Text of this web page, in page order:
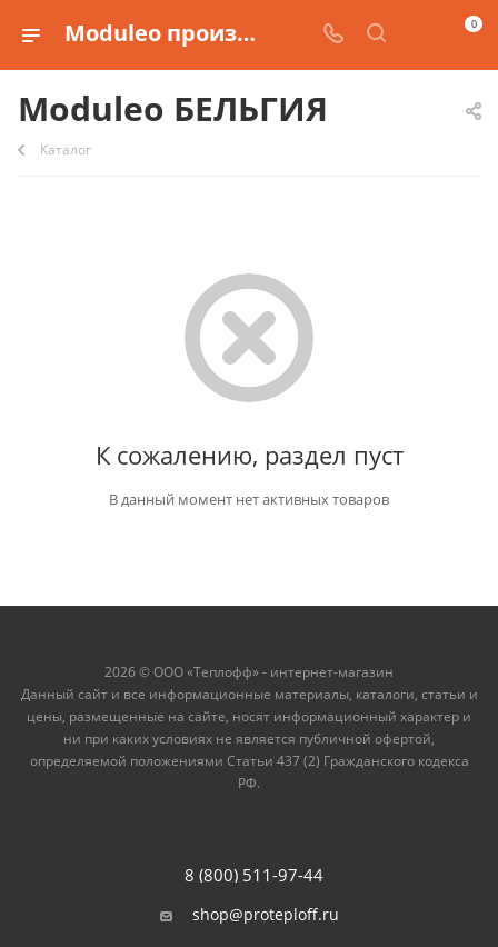
Moduleo производства БЕЛЬГИЯ 0
Moduleo БЕЛЬГИЯ
Каталог
К сожалению, раздел пуст
В данный момент нет активных товаров
2026 © ООО «Теплофф» - интернет-магазин
Данный сайт и все информационные материалы, каталоги, статьи и
цены, размещенные на сайте, носят информационный характер и
ни при каких условиях не является публичной офертой,
определяемой положениями Статьи 437 (2) Гражданского кодекса
РФ.
8 (800) 511-97-44
shop@proteploff.ru